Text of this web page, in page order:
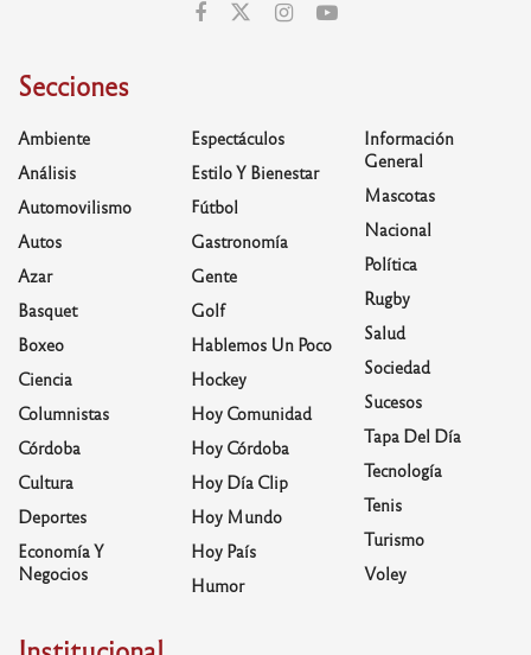
Secciones
Ambiente
Análisis
Automovilismo
Autos
Azar
Basquet
Boxeo
Ciencia
Columnistas
Córdoba
Cultura
Deportes
Economía Y
Negocios
Espectáculos
Estilo Y Bienestar
Fútbol
Gastronomía
Gente
Golf
Hablemos Un Poco
Hockey
Hoy Comunidad
Hoy Córdoba
Hoy Día Clip
Hoy Mundo
Hoy País
Humor
Información
General
Mascotas
Nacional
Política
Rugby
Salud
Sociedad
Sucesos
Tapa Del Día
Tecnología
Tenis
Turismo
Voley